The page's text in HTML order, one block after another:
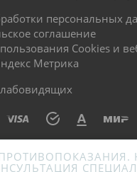
персональных
соглашение
Cookies и
Метрика